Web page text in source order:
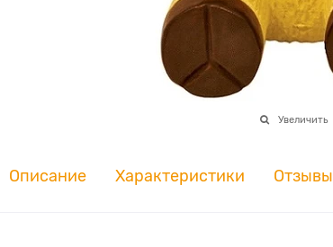
Увеличить
Описание Характеристики Отзывы